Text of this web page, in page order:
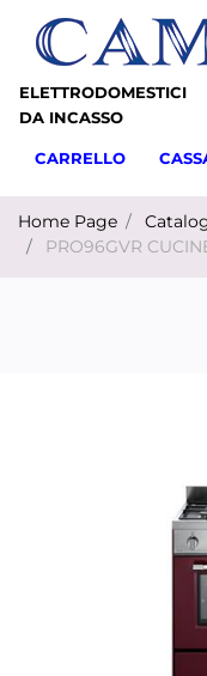
ELETTRODOMESTICI
DA INCASSO
CARRELLO
Home Page
PRO96GVR